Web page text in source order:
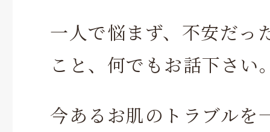
一人で悩まず、不安だっ
こと、何でもお話下さい
今あるお肌のトラブルを